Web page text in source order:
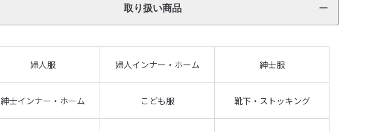
取り扱い商品
婦人服 婦人インナー・ホーム 紳士服
紳士インナー・ホーム こども服 靴下・ストッキング